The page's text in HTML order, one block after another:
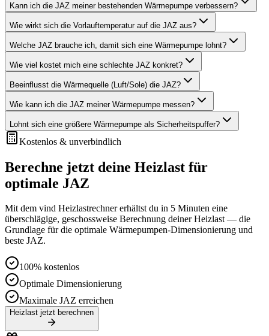
Kann ich die JAZ meiner bestehenden Wärmepumpe verbessern?
Wie wirkt sich die Vorlauftemperatur auf die JAZ aus?
Welche JAZ brauche ich, damit sich eine Wärmepumpe lohnt?
Wie viel kostet mich eine schlechte JAZ konkret?
Beeinflusst die Wärmequelle (Luft/Sole) die JAZ?
Wie kann ich die JAZ meiner Wärmepumpe messen?
Lohnt sich eine größere Wärmepumpe als Sicherheitspuffer?
Kostenlos & unverbindlich
Berechne jetzt deine Heizlast für
optimale JAZ
Mit dem vind Heizlastrechner erhältst du in 5 Minuten eine
überschlägige, geschossweise Berechnung deiner Heizlast — die
Grundlage für die optimale Wärmepumpen-Dimensionierung und
beste JAZ.
100% kostenlos
Optimale Dimensionierung
Maximale JAZ erreichen
Heizlast jetzt berechnen